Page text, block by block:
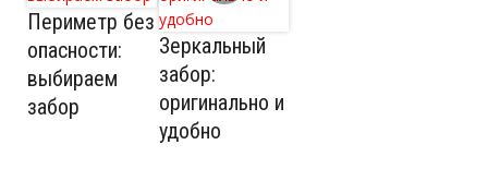
Периметр без
опасности:
выбираем
забор
Зеркальный
забор:
оригинально и
удобно